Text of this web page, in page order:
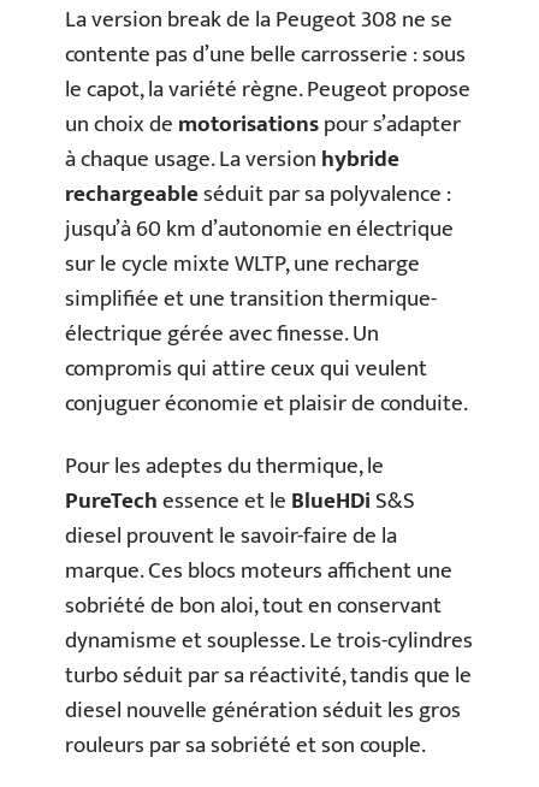
La version break de la Peugeot 308 ne se
contente pas d’une belle carrosserie : sous
le capot, la variété règne. Peugeot propose
un choix demotorisationspour s’adapter
à chaque usage. La versionhybride
rechargeableséduit par sa polyvalence :
jusqu’à 60 km d’autonomie en électrique
sur le cycle mixte WLTP, une recharge
simplifiée et une transition thermique-
électrique gérée avec finesse. Un
compromis qui attire ceux qui veulent
conjuguer économie et plaisir de conduite.
Pour les adeptes du thermique, le
PureTechessence et leBlueHDiS&S
diesel prouvent le savoir-faire de la
marque. Ces blocs moteurs affichent une
sobriété de bon aloi, tout en conservant
dynamisme et souplesse. Le trois-cylindres
turbo séduit par sa réactivité, tandis que le
diesel nouvelle génération séduit les gros
rouleurs par sa sobriété et son couple.